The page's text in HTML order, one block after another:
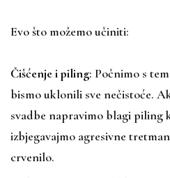
Evo što možemo učiniti:
Čišćenje i piling: Počnimo s
bismo uklonili sve nečistoće.
svadbe napravimo blagi piling
izbjegavajmo agresivne
crvenilo.